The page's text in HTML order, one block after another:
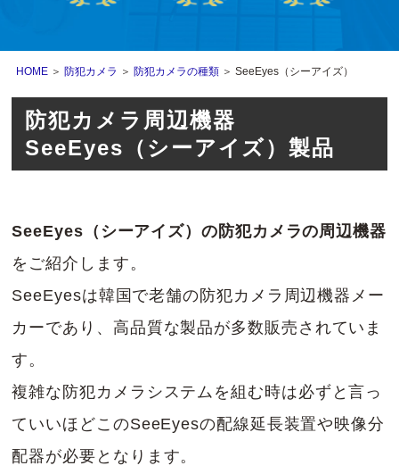
HOME ＞ 防犯カメラ ＞ 防犯カメラの種類 ＞ SeeEyes（シーアイズ）
防犯カメラ周辺機器
SeeEyes（シーアイズ）製品
SeeEyes（シーアイズ）の防犯カメラの周辺機器
をご紹介します。
SeeEyesは韓国で老舗の防犯カメラ周辺機器メー
カーであり、高品質な製品が多数販売されていま
す。
複雑な防犯カメラシステムを組む時は必ずと言っ
ていいほどこのSeeEyesの配線延長装置や映像分
配器が必要となります。